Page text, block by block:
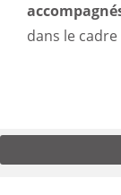
dans le cadre